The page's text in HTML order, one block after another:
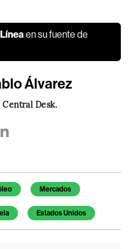
en su fuente de
Álvarez
Desk.
Mercados
Estados Unidos